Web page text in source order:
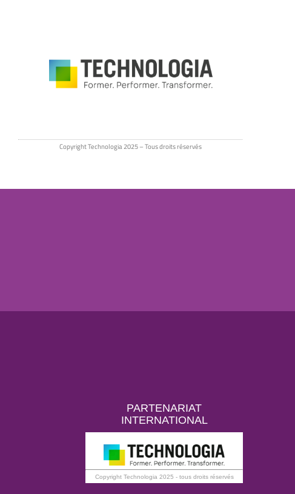
Copyright Technologia 2025 – Tous droits réservés
PARTENARIAT
INTERNATIONAL
Copyright Technologia 2025 - tous droits réservés